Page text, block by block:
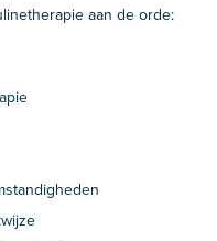
aan de orde: